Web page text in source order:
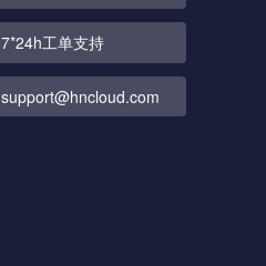
7*24h工单支持
support@hncloud.com